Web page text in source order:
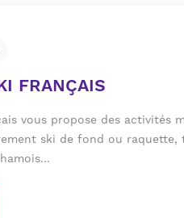
FRANÇAIS
vous propose des activités
ski de fond ou raquette,